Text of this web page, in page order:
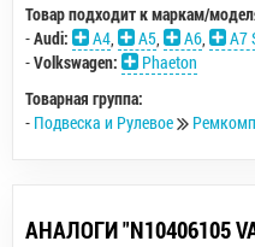
Товар подходит к маркам/
-Audi: A4, A5, A6, A7
-Volkswagen:
Phaeton
Товарная группа:
- Подвеска и Рулевое
АНАЛОГИ "N10406105